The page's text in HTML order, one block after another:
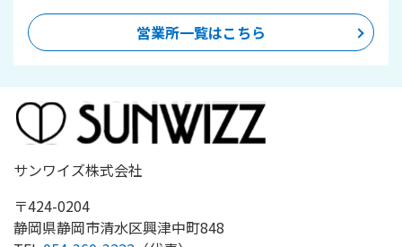
営業所一覧はこちら
サンワイズ株式会社
〒424-0204
静岡県静岡市清水区興津中町848